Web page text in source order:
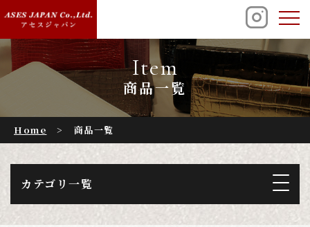
商品一覧
Home 商品一覧
カテゴリ一覧